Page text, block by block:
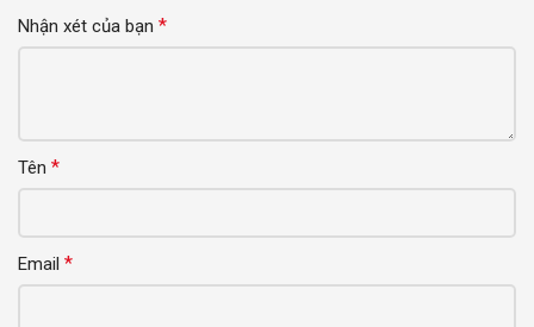
Nhận xét của bạn *
Tên *
Email *